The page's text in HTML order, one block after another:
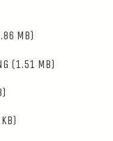
MB)
(1.51 MB)